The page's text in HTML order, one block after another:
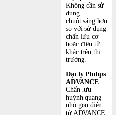
Không cần sử
dụng
chuột.sáng hơn
so với sử dụng
chấn lưu cơ
hoặc điện tử
khác trên thị
trường.
Đại lý Philips
ADVANCE
Chấn lưu
huỳnh quang
nhỏ gọn điện
tử ADVANCE